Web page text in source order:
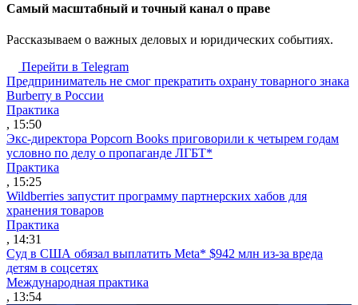
Cамый масштабный и точный канал о праве
Рассказываем о важных деловых и юридических событиях.
Перейти в Telegram
Предприниматель не смог прекратить охрану товарного знака
Burberry в России
Практика
, 15:50
Экс-директора Popcorn Books приговорили к четырем годам
условно по делу о пропаганде ЛГБТ*
Практика
, 15:25
Wildberries запустит программу партнерских хабов для
хранения товаров
Практика
, 14:31
Суд в США обязал выплатить Meta* $942 млн из-за вреда
детям в соцсетях
Международная практика
, 13:54